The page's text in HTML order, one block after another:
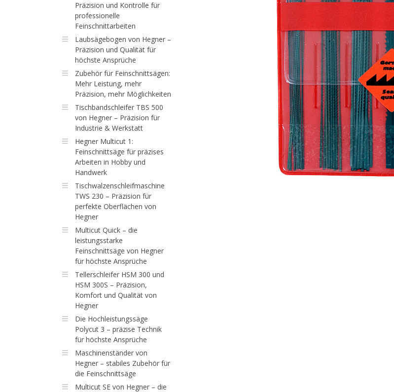
Präzision und Kontrolle für
professionelle
Feinschnittarbeiten
Laubsägebogen von Hegner –
Präzision und Qualität für
höchste Ansprüche
Zubehör für Feinschnittsägen:
Mehr Leistung, mehr
Präzision, mehr Möglichkeiten
Tischbandschleifer TBS 500
von Hegner – Präzision für
Industrie & Werkstatt
Hegner Multicut 1:
Feinschnittsäge für präzises
Arbeiten in Hobby und
Handwerk
Tischwalzenschleifmaschine
TWS 230 – Präzision für
perfekte Oberflächen von
Hegner
Multicut Quick – die
leistungsstarke
Feinschnittsäge von Hegner
für höchste Ansprüche
Tellerschleifer HSM 300 und
HSM 300S – Präzision,
Komfort und Qualität von
Hegner
Die Hochleistungssäge
Polycut 3 – präzise Technik
für höchste Ansprüche
Maschinenständer von
Hegner – stabiles Zubehör für
die Feinschnittsäge
Multicut SE von Hegner – die